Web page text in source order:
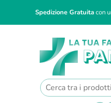
Spedizione Gratuitacon